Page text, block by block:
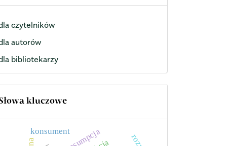
czytelników
autorów
bibliotekarzy
kluczowe
konsument